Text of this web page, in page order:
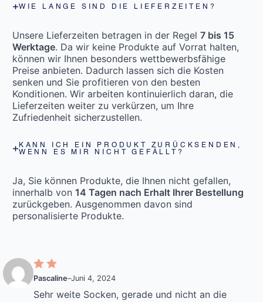
WIE LANGE SIND DIE LIEFERZEITEN?
Unsere Lieferzeiten betragen in der Regel 7 bis 15
Werktage. Da wir keine Produkte auf Vorrat halten,
können wir Ihnen besonders wettbewerbsfähige
Preise anbieten. Dadurch lassen sich die Kosten
senken und Sie profitieren von den besten
Konditionen. Wir arbeiten kontinuierlich daran, die
Lieferzeiten weiter zu verkürzen, um Ihre
Zufriedenheit sicherzustellen.
KANN ICH EIN PRODUKT ZURÜCKSENDEN,
WENN ES MIR NICHT GEFÄLLT?
Ja, Sie können Produkte, die Ihnen nicht gefallen,
innerhalb von 14 Tagen nach Erhalt Ihrer Bestellung
zurückgeben. Ausgenommen davon sind
personalisierte Produkte.
Pascaline–Juni 4, 2024
Sehr weite Socken, gerade und nicht an die